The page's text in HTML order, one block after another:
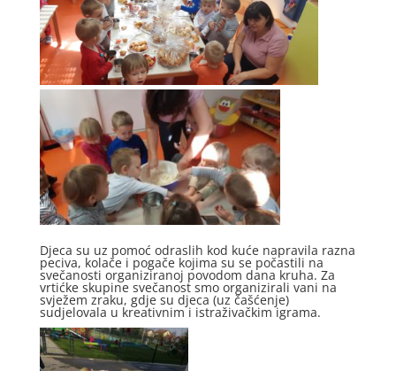
Djeca su uz pomoć odraslih kod kuće napravila razna
peciva, kolače i pogače kojima su se počastili na
svečanosti organiziranoj povodom dana kruha. Za
vrtićke skupine svečanost smo organizirali vani na
svježem zraku, gdje su djeca (uz čašćenje)
sudjelovala u kreativnim i istraživačkim igrama.